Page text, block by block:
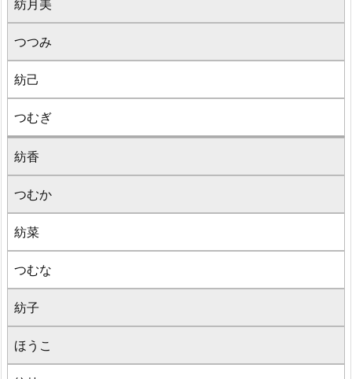
紡月美
つつみ
紡己
つむぎ
紡香
つむか
紡菜
つむな
紡子
ほうこ